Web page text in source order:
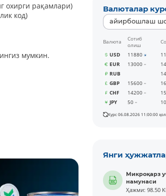
охирги рақамлари)
код)
мумкин.
Валюталар
айирбошлаш
Валюта
Сотиб
олиш
USD
11880
EUR
13000
RUB
GBP
15600
CHF
14200
JPY
50
Курс 06.08.2026 11:00:00
Янги
Микроқарз
намунаси
Ҳажми: 98.50